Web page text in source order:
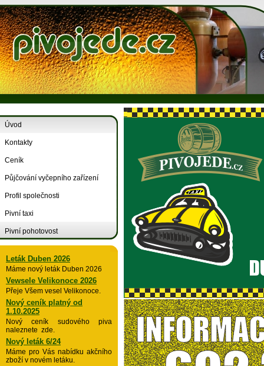
Úvod
Kontakty
Ceník
Půjčování vyčepního zařízení
Profil společnosti
Pivní taxi
Pivní pohotovost
Leták Duben 2026
Máme nový leták Duben 2026
Vewsele Velikonoce 2026
Přeje Všem vesel Velikonoce.
Nový ceník platný od
1.10.2025
Nový ceník sudového piva
naleznete zde.
Nový leták 6/24
Máme pro Vás nabídku akčního
zboží v novém letáku.